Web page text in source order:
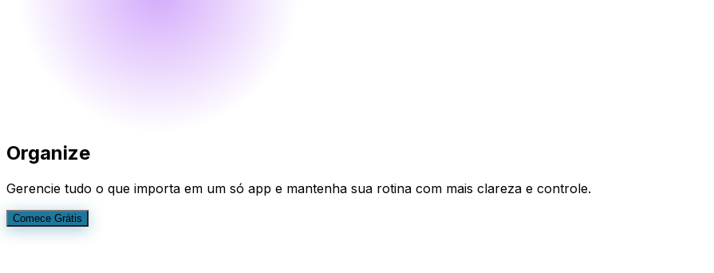
Organize
Gerencie tudo o que importa em um só app e mantenha sua rotina com mais clareza e controle.
Comece Grátis